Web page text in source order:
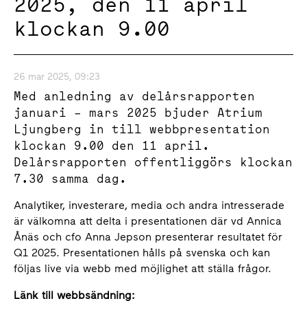
klockan 9.00
26 mar 2025, 09:23
Med anledning av delårsrapporten
januari – mars 2025 bjuder Atrium
Ljungberg in till webbpresentation
klockan 9.00 den 11 april.
Delårsrapporten offentliggörs klockan
7.30 samma dag.
Analytiker, investerare, media och andra intresserade
är välkomna att delta i presentationen där vd Annica
Ånäs och cfo Anna Jepson presenterar resultatet för
Q1 2025. Presentationen hålls på svenska och kan
följas live via webb med möjlighet att ställa frågor.
Länk till webbsändning: